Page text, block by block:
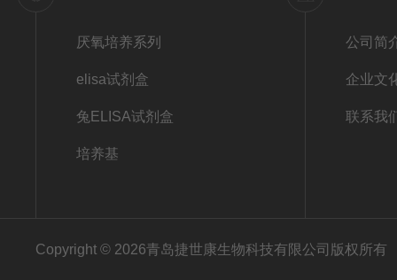
厌氧培养系列
elisa试剂盒
兔ELISA试剂盒
培养基
公司简
企业文
联系我
Copyright © 2026青岛捷世康生物科技有限公司版权所